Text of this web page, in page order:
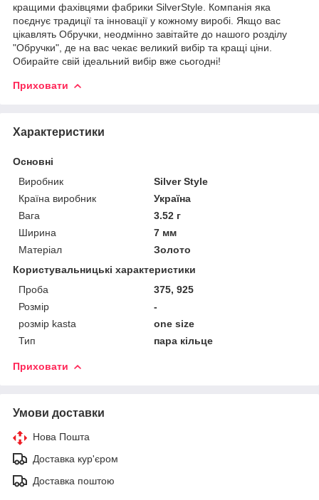
кращими фахівцями фабрики SilverStyle. Компанія яка
поєднує традиції та інновації у кожному виробі. Якщо вас
цікавлять Обручки, неодмінно завітайте до нашого розділу
"Обручки", де на вас чекає великий вибір та кращі ціни.
Обирайте свій ідеальний вибір вже сьогодні!
Приховати
Характеристики
Основні
Виробник
Silver Style
Країна виробник
Україна
Вага
3.52 г
Ширина
7 мм
Матеріал
Золото
Користувальницькі характеристики
Проба
375, 925
Розмір
-
розмір kasta
one size
Тип
пара кільце
Приховати
Умови доставки
Нова Пошта
Доставка кур'єром
Доставка поштою